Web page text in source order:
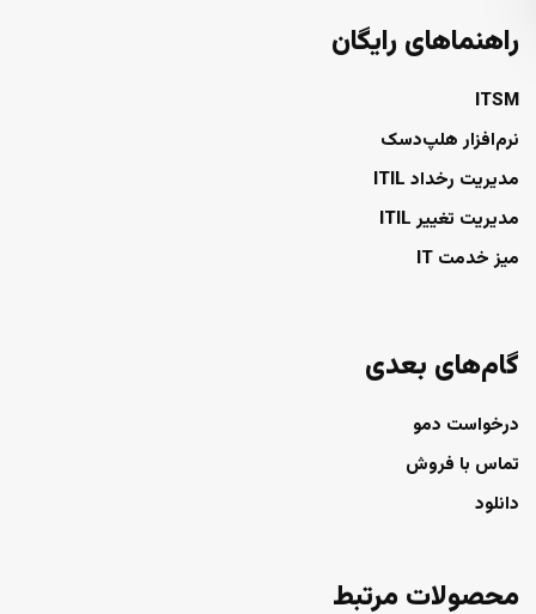
راهنماهای رایگان
ITSM
نرم‌افزار هلپ‌دسک
مدیریت رخداد ITIL
مدیریت تغییر ITIL
میز خدمت IT
گام‌های بعدی
درخواست دمو
تماس با فروش
دانلود
محصولات مرتبط